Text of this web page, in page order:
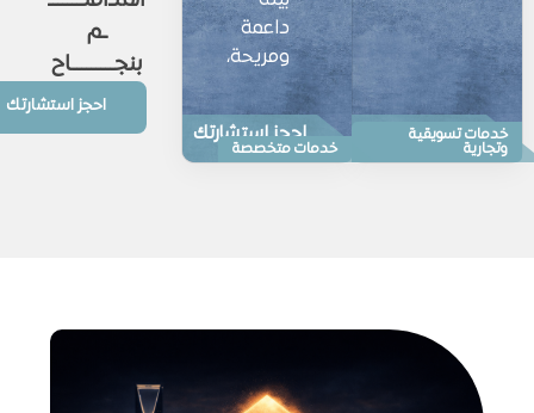
احجز استشارتك
خدمات تسويقية
وتجارية
احجز استشارتك
داعمة
ومريحة،
خدمات متخصصة
ـم
بنجـــــــــاح
احجز استشارتك